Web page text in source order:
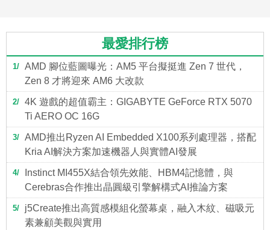
最愛排行榜
1
AMD 腳位藍圖曝光：AM5 平台擬挺進 Zen 7 世代，
Zen 8 才將迎來 AM6 大改款
2
4K 遊戲的超值霸主：GIGABYTE GeForce RTX 5070
Ti AERO OC 16G
3
AMD推出Ryzen AI Embedded X100系列處理器，搭配
Kria AI解決方案加速機器人與實體AI發展
4
Instinct MI455X結合領先效能、HBM4記憶體，與
Cerebras合作推出晶圓級引擎解構式AI推論方案
5
j5Create推出高質感模組化螢幕桌，融入木紋、磁吸元
素兼顧美觀與實用